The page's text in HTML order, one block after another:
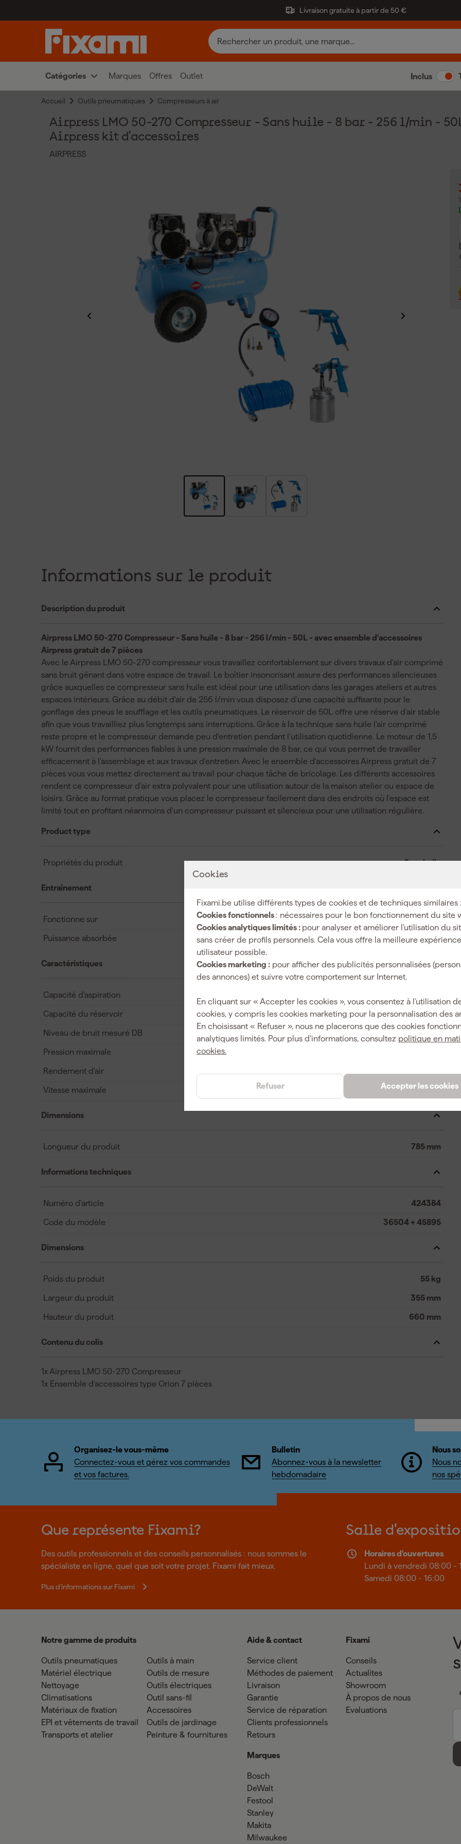
Livraison gratuite à partir de 50 €
Catégories Marques Offres Outlet Inclus
Accueil Outils pneumatiques Compresseurs à air
Cookies
Fixami.be utilise différents types de cookies et de techniques similaires :
Cookies fonctionnels : nécessaires pour le bon fonctionnement du site
Cookies analytiques limités : pour analyser et améliorer l’utilisation du
sans créer de profils personnels. Cela vous offre la meilleure expérience
utilisateur possible.
Cookies marketing : pour afficher des publicités personnalisées
des annonces) et suivre votre comportement sur Internet.
En cliquant sur « Accepter les cookies », vous consentez à l’utilisation
cookies, y compris les cookies marketing pour la personnalisation des
En choisissant « Refuser », nous ne placerons que des cookies
analytiques limités. Pour plus d’informations, consultez politique en
cookies.
Accepter les cookies
Refuser
Airpress LMO 50-270 Compresseur - Sans huile - 8 bar - 256 l/min -
Airpress kit d'accessoires
AIRPRESS
Informations sur le produit
Description du produit
Airpress LMO 50-270 Compresseur - Sans huile - 8 bar - 256 l/min - 50L - avec ensemble d'accessoires
Airpress gratuit de 7 pièces
Avec le Airpress LMO 50-270 compresseur vous travaillez confortablement sur divers travaux d'air comprimé
sans bruit gênant dans votre espace de travail. Le boîtier insonorisant assure des performances silencieuses
grâce auxquelles ce compresseur sans huile est idéal pour une utilisation dans les garages ateliers et autres
espaces intérieurs. Grâce au débit d'air de 256 l/min vous disposez d'une capacité suffisante pour le
gonflage des pneus le soufflage et les outils pneumatiques. Le réservoir de 50L offre une réserve d'air stable
afin que vous travailliez plus longtemps sans interruptions. Grâce à la technique sans huile l'air comprimé
reste propre et le compresseur demande peu d'entretien pendant l'utilisation quotidienne. Le moteur de 1,5
kW fournit des performances fiables à une pression maximale de 8 bar, ce qui vous permet de travailler
efficacement à l'assemblage et aux travaux d'entretien. Avec le ensemble d'accessoires Airpress gratuit de 7
pièces vous vous mettez directement au travail pour chaque tâche de bricolage. Les différents accessoires
rendent ce compresseur d'air extra polyvalent pour une utilisation autour de la maison atelier ou espace de
loisirs. Grâce au format pratique vous placez le compresseur facilement dans des endroits où l'espace est
limité tout en profitant néanmoins d'un compresseur puissant et silencieux pour une utilisation régulière.
Product type
Propriétés du produit Sans huile
Entraînement
Fonctionne sur Secteur
Puissance absorbée 1500 W
Caractéristiques
Capacité d'aspiration
Capacité du réservoir 50 l
Niveau de bruit mesuré DB
Pression maximale
Rendement d'air
Vitesse maximale 1450 rpm
Dimensions
Longueur du produit 785 mm
Informations techniques
Numéro d'article 424384
Code du modèle 36504 + 45895
Dimensions
Poids du produit 55 kg
Largeur du produit 355 mm
Hauteur du produit 660 mm
Contenu du colis
1x Airpress LMO 50-270 Compresseur
1x Ensemble d'accessoires type Orion 7 pièces
Organisez-le vous-même
Connectez-vous et gérez vos commandes
et vos factures.
Bulletin
Abonnez-vous à la newsletter
hebdomadaire
Nous
Nous
nos
Que représente Fixami?
Des outils professionnels et des conseils personnalisés : nous sommes le
spécialiste en ligne, quel que soit votre projet. Fixami fait mieux.
Plus d'informations sur Fixami
Salle
Horaires d'ouvertures
Lundi à vendredi 08:00 -
Samedi 08:00 - 16:00
Notre gamme de produits
Outils pneumatiques
Matériel électrique
Nettoyage
Climatisations
Matériaux de fixation
EPI et vêtements de travail
Transports et atelier
Outils à main
Outils de mesure
Outils électriques
Outil sans-fil
Accessoires
Outils de jardinage
Peinture & fournitures
Aide & contact
Service client
Méthodes de paiement
Livraison
Garantie
Service de réparation
Clients professionnels
Retours
Marques
Bosch
DeWalt
Festool
Stanley
Makita
Milwaukee
Fixami
Conseils
Actualites
Showroom
À propos de nous
Evaluations